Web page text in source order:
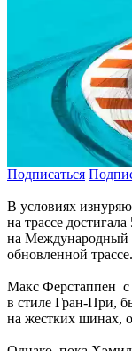
Подписаться
В условиях
на трассе
на Международный
обновленной трассе.
Макс Ферстаппен с
в стиле Гран-При,
на жестких шинах,